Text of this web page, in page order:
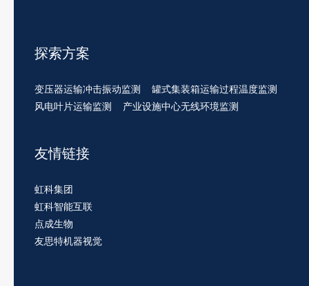
探索方案
变压器运输冲击振动监测
罐式集装箱运输过程温度监测
风电叶片运输监测
产业设施中心无线环境监测
友情链接
虹科集团
虹科智能互联
点成生物
友思特机器视觉